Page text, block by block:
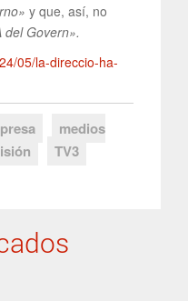
y que, así, no
del Govern».
05/la-direccio-ha-
medios
TV3